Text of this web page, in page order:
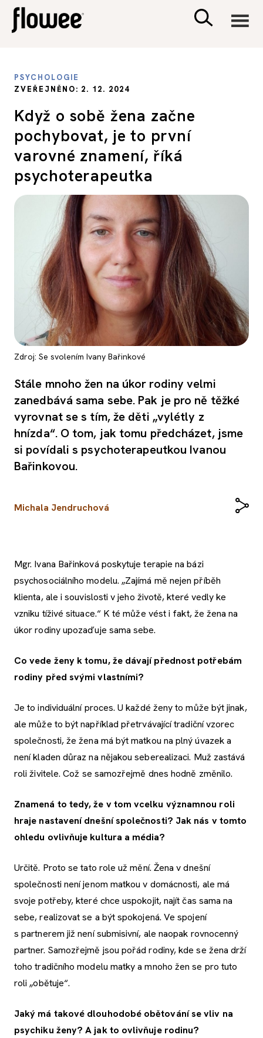
PSYCHOLOGIE
RODINA A DĚTI
SEX A VZTAHY
PORADNA
PSYCHOLOGIE
ZVEŘEJNĚNO: 2. 12. 2024
Když o sobě žena začne
pochybovat, je to první
varovné znamení, říká
psychoterapeutka
Zdroj: Se svolením Ivany Bařinkové
Stále mnoho žen na úkor rodiny velmi
zanedbává sama sebe. Pak je pro ně těžké
vyrovnat se s tím, že děti „vylétly z
hnízda“. O tom, jak tomu předcházet, jsme
si povídali s psychoterapeutkou Ivanou
Bařinkovou.
Michala Jendruchová
Mgr. Ivana Bařinková poskytuje terapie na bázi
psychosociálního modelu. „Zajímá mě nejen příběh
klienta, ale i souvislosti v jeho životě, které vedly ke
vzniku tíživé situace.“ K té může vést i fakt, že žena na
úkor rodiny upozaďuje sama sebe.
Co vede ženy k tomu, že dávají přednost potřebám
rodiny před svými vlastními?
Je to individuální proces. U každé ženy to může být jinak,
ale může to být například přetrvávající tradiční vzorec
společnosti, že žena má být matkou na plný úvazek a
není kladen důraz na nějakou seberealizaci. Muž zastává
roli živitele. Což se samozřejmě dnes hodně změnilo.
Znamená to tedy, že v tom vcelku významnou roli
hraje nastavení dnešní společnosti? Jak nás v tomto
ohledu ovlivňuje kultura a média?
Určitě. Proto se tato role už mění. Žena v dnešní
společnosti není jenom matkou v domácnosti, ale má
svoje potřeby, které chce uspokojit, najít čas sama na
sebe, realizovat se a být spokojená. Ve spojení
s partnerem již není submisivní, ale naopak rovnocenný
partner. Samozřejmě jsou pořád rodiny, kde se žena drží
toho tradičního modelu matky a mnoho žen se pro tuto
roli „obětuje“.
Jaký má takové dlouhodobé obětování se vliv na
psychiku ženy? A jak to ovlivňuje rodinu?